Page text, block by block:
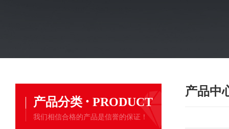
产品分类 · PRODUCT
我们相信合格的产品是信誉的保证！
产品中